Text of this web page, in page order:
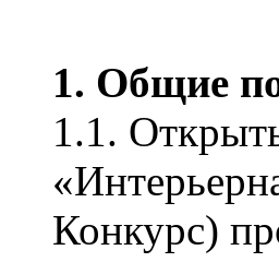
1. Общие
1.1.
Конкурс)